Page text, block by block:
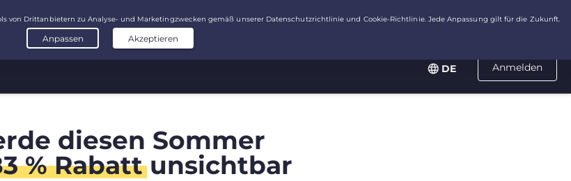
Anmelden
DE
diesen Sommer
% Rabattunsichtbar